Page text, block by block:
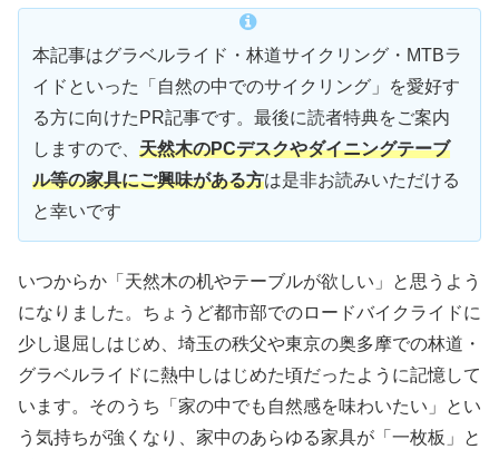
本記事はグラベルライド・林道サイクリング・MTBラ
イドといった「自然の中でのサイクリング」を愛好す
る方に向けたPR記事です。最後に読者特典をご案内
しますので、 天然木のPCデスクやダイニングテーブ
ル等の家具にご興味がある方は是非お読みいただける
と幸いです
いつからか「天然木の机やテーブルが欲しい」と思うよう
になりました。ちょうど都市部でのロードバイクライドに
少し退屈しはじめ、埼玉の秩父や東京の奥多摩での林道・
グラベルライドに熱中しはじめた頃だったように記憶して
います。そのうち「家の中でも自然感を味わいたい」とい
う気持ちが強くなり、家中のあらゆる家具が「一枚板」と